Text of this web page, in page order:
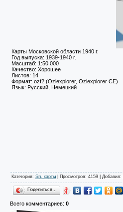
Карты Московской области 1940 г.
Год выпуска: 1939-1940 г.
Масштаб: 1:50 000
Качество: Хорошее
Листов: 14
Формат: ozf2 (Oziexplorer, Oziexplorer CE)
Язык: Русский, Немецкий
Категория: Эл. карты Просмотров: 4159 | Добавил:
Поделиться…
Всего комментариев: 0